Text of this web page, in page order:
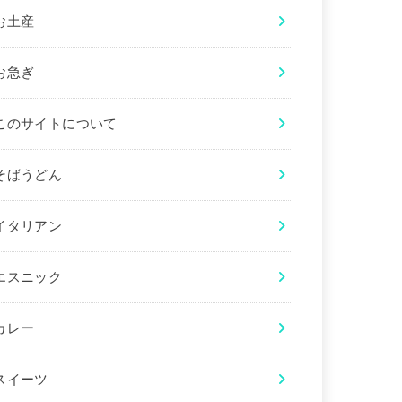
土産
急ぎ
のサイトについて
ばうどん
タリアン
スニック
レー
イーツ